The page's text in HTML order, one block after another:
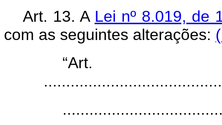
Art. 13. A Lei nº 8.019, de
com as seguintes alterações: